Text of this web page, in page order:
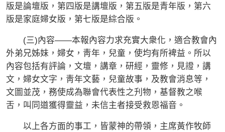
版是論壇版，第四版是講壇版，第五版是青年版，第六
版是家庭婦女版，第七版是綜合版。
(三)內容——本報內容力求充實大衆化，適合教會內
外弟兄姊妹，婦女，靑年，兒童，使均有所裨益。所以
內容包括有評論，文壇，講章，研經，靈修，見證，講
文，婦女文字，靑年文藝，兒童故事，及教會消息等，
文圖並茂，務使成為聯會代表性之刋物，基督教之喉
舌，叫同道獲得靈益，未信主者接受救恩福音。
以上各方面的事工，皆蒙神的帶領，主席黃作牧師